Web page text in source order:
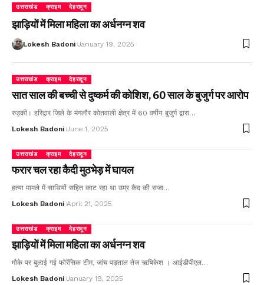
उत्तराखंड क्राइम देहरादून
झाड़ियों में मिला महिला का अर्धनग्न शव
Lokesh Badoni January 19, 2025
उत्तराखंड क्राइम देहरादून
सात साल की बच्ची से दुष्कर्म की कोशिश, 60 साल के बुजुर्ग पर आरोप
रुड़की। हरिद्वार जिले के मंगलौर कोतवाली क्षेत्र में 60 वर्षीय बुजुर्ग द्वारा…
Lokesh Badoni June 1, 2025
उत्तराखंड क्राइम देहरादून
फरार चल रहा कैदी मुठभेड़ में घायल
हत्या मामले में साथियों सहित काट रहा था उम्र कैद की सजा…
Lokesh Badoni April 21, 2025
उत्तराखंड क्राइम देहरादून
झाड़ियों में मिला महिला का अर्धनग्न शव
मौके पर बुलाई गई फोरेंसिक टीम, जांच पड़ताल तेज ऋषिकेश । आईडीपीएल…
Lokesh Badoni January 19, 2025